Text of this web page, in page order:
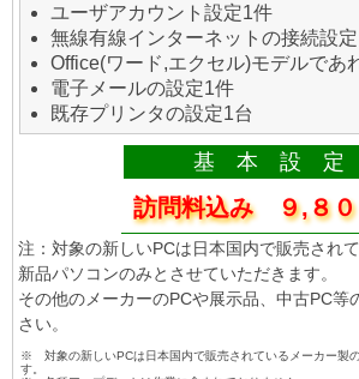
ユーザアカウント設定1件
無線有線インターネットの接続設定
Office(ワード,エクセル)モデルであ
電子メールの設定1件
既存プリンタの設定1台
基 本 設
訪問料込み ９,８０
注：対象の新しいPCは日本国内で販売され
新品パソコンのみとさせていただきます。
その他のメーカーのPCや展示品、中古PC等
さい。
※ 対象の新しいPCは日本国内で販売されているメーカー製
す。